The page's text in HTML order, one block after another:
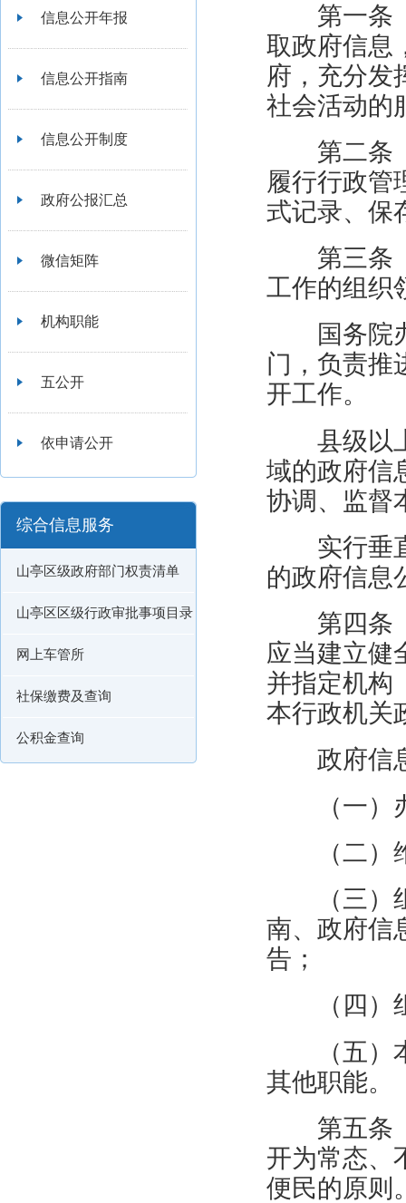
信息公开年报
信息公开指南
信息公开制度
政府公报汇总
微信矩阵
机构职能
五公开
依申请公开
综合信息服务
山亭区级政府部门权责清单
山亭区区级行政审批事项目录
网上车管所
社保缴费及查询
公积金查询
第一条
取政府信息
府，充分发
社会活动的
第二条
履行行政管
式记录、保
第三条
工作的组织
国务院
门，负责推
开工作。
县级以
域的政府信
协调、监督
实行垂
的政府信息
第四条
应当建立健
并指定机构
本行政机关
政府信
（一
（二
（三
南、政府信
告；
（四
（五
其他职能。
第五条
开为常态、
便民的原则